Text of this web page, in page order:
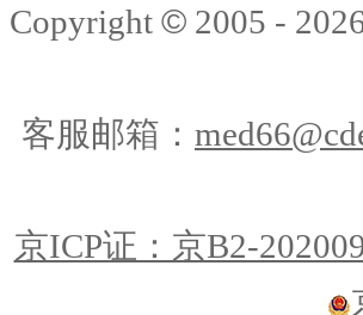
Copyright © 2005 -
客服邮箱：
京ICP证：京B2-